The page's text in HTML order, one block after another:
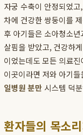
자궁 수축이 안정되었
차에 건강한 쌍둥이를
후 아기들은 소아청소
살핌을 받았고, 건강하
이었는데도 모든 의료
이곳이라면 저와 아기
일병원 분만 시스템 덕
환자들의 목소